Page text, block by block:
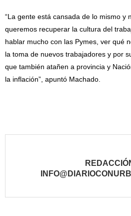
“La gente está cansada de lo mismo y
queremos recuperar la cultura del
hablar mucho con las Pymes, ver qué
la toma de nuevos trabajadores y por
que también atañen a provincia y
la inflación”, apuntó Machado.